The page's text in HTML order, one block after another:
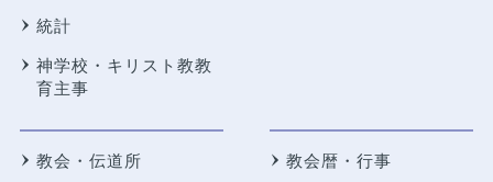
統計
神学校・キリスト教教
育主事
教会・伝道所 教会暦・行事